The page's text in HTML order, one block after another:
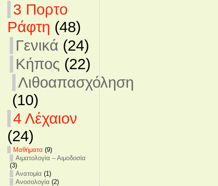
3 Πορτο
Ράφτη (48)
Γενικά (24)
Κήπος (22)
Λιθοαπασχόληση
(10)
4 Λέχαιον
(24)
Mαθήματα (9)
Αιματολογία – Αιμοδοσία
(3)
Ανατομία (1)
Ανοσολογία (2)